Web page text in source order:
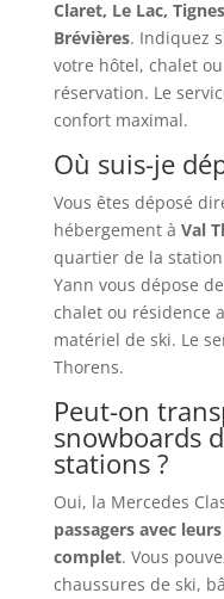
Claret, Le Lac,
Brévières. Indiquez
votre hôtel, chalet
réservation. Le
confort maximal.
Où suis-je
Vous êtes déposé
hébergement à Val
quartier de la station
Yann vous dépose
chalet ou résidence
matériel de ski. Le
Thorens.
Peut-on
snowboards
stations ?
Oui, la Mercedes
passagers avec
complet. Vous
chaussures de ski,